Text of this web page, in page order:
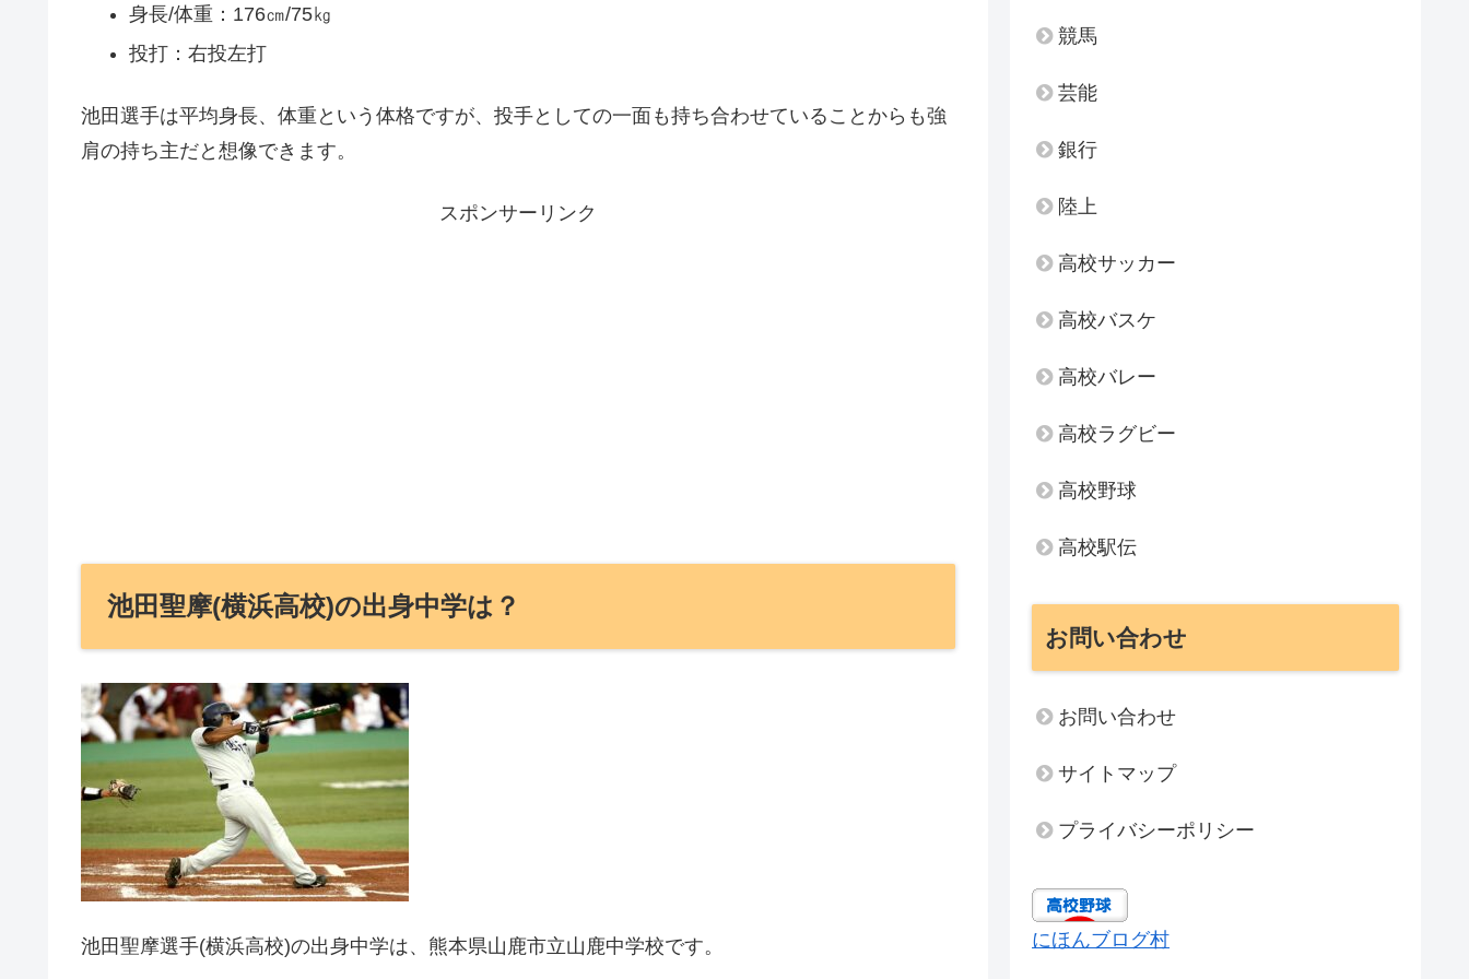
身長/体重：176㎝/75㎏
投打：右投左打
池田選手は平均身長、体重という体格ですが、投手としての一面も持ち合わせていることからも強
肩の持ち主だと想像できます。
スポンサーリンク
池田聖摩(横浜高校)の出身中学は？
池田聖摩選手(横浜高校)の出身中学は、熊本県山鹿市立山鹿中学校です。
競馬
芸能
銀行
陸上
高校サッカー
高校バスケ
高校バレー
高校ラグビー
高校野球
高校駅伝
お問い合わせ
お問い合わせ
サイトマップ
プライバシーポリシー
にほんブログ村